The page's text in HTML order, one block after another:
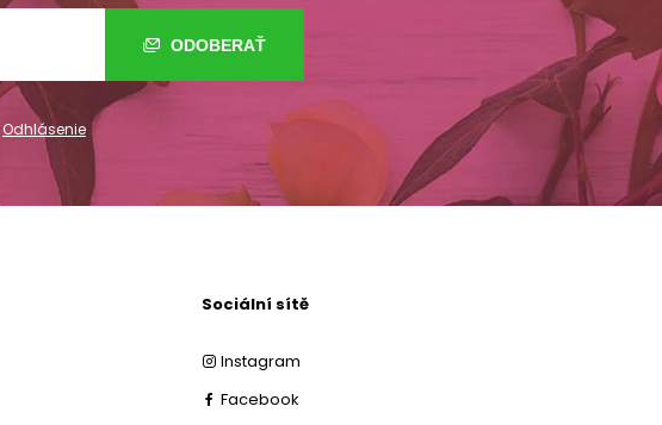
ODOBERAŤ
Odhlásenie
Sociální sítě
Instagram
Facebook